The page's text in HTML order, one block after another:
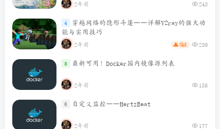
2年前 243
4
穿越网络的隐形斗篷——详解V2ray的强大功
能与实用技巧
2年前 3 239
5 最新可用！Docker国内镜像源列表
2年前 186
6 自定义监控——HertzBeat
2年前 177